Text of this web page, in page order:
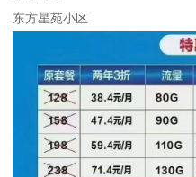
东方星苑小区